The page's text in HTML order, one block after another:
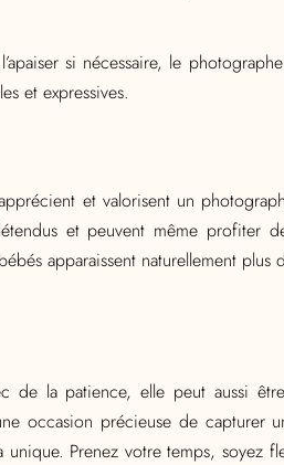
si nécessaire, le
et expressives.
et valorisent un
et peuvent même profiter
apparaissent naturellement plus
la patience, elle peut aussi
occasion précieuse de capturer
Prenez votre temps, soyez